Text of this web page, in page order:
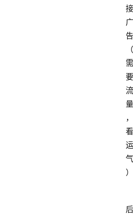
接
广
告
（
需
要
流
量
，
看
运
气
）
后